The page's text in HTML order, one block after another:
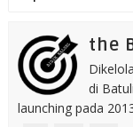
the
di
launching pada